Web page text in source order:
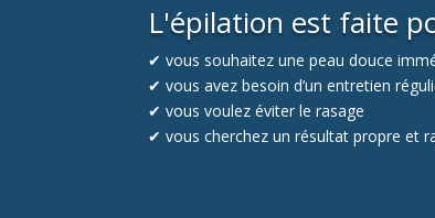
L'épilation est faite
✔ vous souhaitez une peau douce
✔ vous avez besoin d’un entretien
✔ vous voulez éviter le rasage
✔ vous cherchez un résultat propre et